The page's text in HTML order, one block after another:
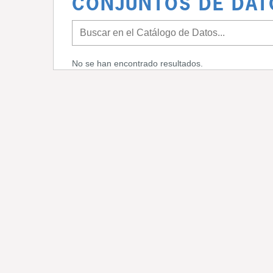
CONJUNTOS DE
No se han encontrado resultados.